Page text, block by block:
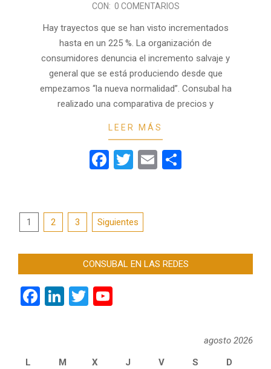
CON: 0 COMENTARIOS
Hay trayectos que se han visto incrementados
hasta en un 225 %. La organización de
consumidores denuncia el incremento salvaje y
general que se está produciendo desde que
empezamos “la nueva normalidad”. Consubal ha
realizado una comparativa de precios y
LEER MÁS
Facebook
Twitter
Email
PAGINACIÓN
ENTRADAS
1 2 3 Siguientes
CONSUBAL EN LAS REDES
Facebook
LinkedIn
Twitter
agosto 2026
L
M X J V S D